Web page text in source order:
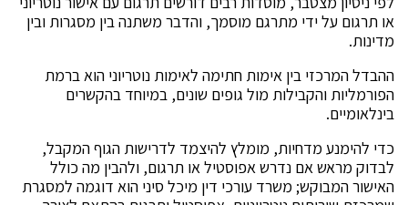
או תרגום על ידי מתרגם מוסמך, והדבר משתנה בין מסגרות ובין
מדינות.
ההבדל המרכזי בין אימות חתימה לאימות נוטריוני הוא ברמת
הפורמליות והקבילות מול גופים שונים, במיוחד בהקשרים
בינלאומיים.
כדי להימנע מדחיות, מומלץ להיצמד לדרישות הגוף המקבל,
לבדוק מראש אם נדרש אפוסטיל או תרגום, ולהבין מה כולל
האישור המבוקש; משרד עורכי דין מיכל סיני הוא דוגמה למסגרת